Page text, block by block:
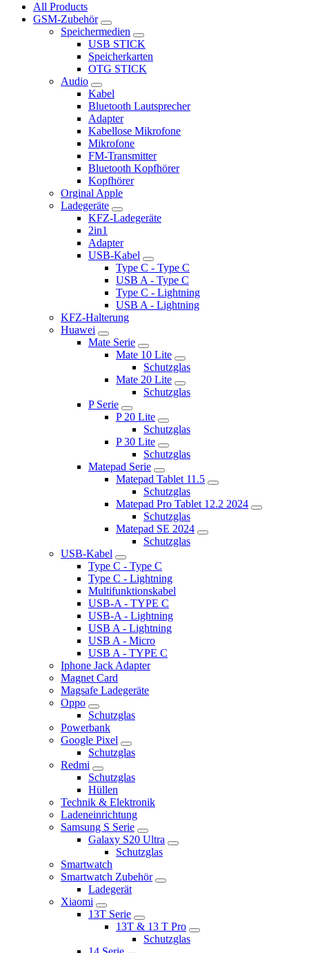
All Products
GSM-Zubehör
Speichermedien
USB STICK
Speicherkarten
OTG STICK
Audio
Kabel
Bluetooth Lautsprecher
Adapter
Kabellose Mikrofone
Mikrofone
FM-Transmitter
Bluetooth Kopfhörer
Kopfhörer
Orginal Apple
Ladegeräte
KFZ-Ladegeräte
2in1
Adapter
USB-Kabel
Type C - Type C
USB A - Type C
Type C - Lightning
USB A - Lightning
KFZ-Halterung
Huawei
Mate Serie
Mate 10 Lite
Schutzglas
Mate 20 Lite
Schutzglas
P Serie
P 20 Lite
Schutzglas
P 30 Lite
Schutzglas
Matepad Serie
Matepad Tablet 11.5
Schutzglas
Matepad Pro Tablet 12.2 2024
Schutzglas
Matepad SE 2024
Schutzglas
USB-Kabel
Type C - Type C
Type C - Lightning
Multifunktionskabel
USB-A - TYPE C
USB-A - Lightning
USB A - Lightning
USB A - Micro
USB A - TYPE C
Iphone Jack Adapter
Magnet Card
Magsafe Ladegeräte
Oppo
Schutzglas
Powerbank
Google Pixel
Schutzglas
Redmi
Schutzglas
Hüllen
Technik & Elektronik
Ladeneinrichtung
Samsung S Serie
Galaxy S20 Ultra
Schutzglas
Smartwatch
Smartwatch Zubehör
Ladegerät
Xiaomi
13T Serie
13T & 13 T Pro
Schutzglas